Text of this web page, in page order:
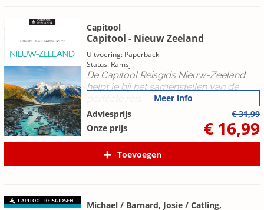
Capitool
Capitool - Nieuw Zeeland
Uitvoering: Paperback
Status: Ramsj
De Capitool Reisgids Nieuw-Zeeland
helpt je bij het samenstellen van de
Meer info
Adviesprijs
€ 31,99
Onze prijs
€ 16,99
Toevoegen
Michael / Barnard, Josie / Catling,